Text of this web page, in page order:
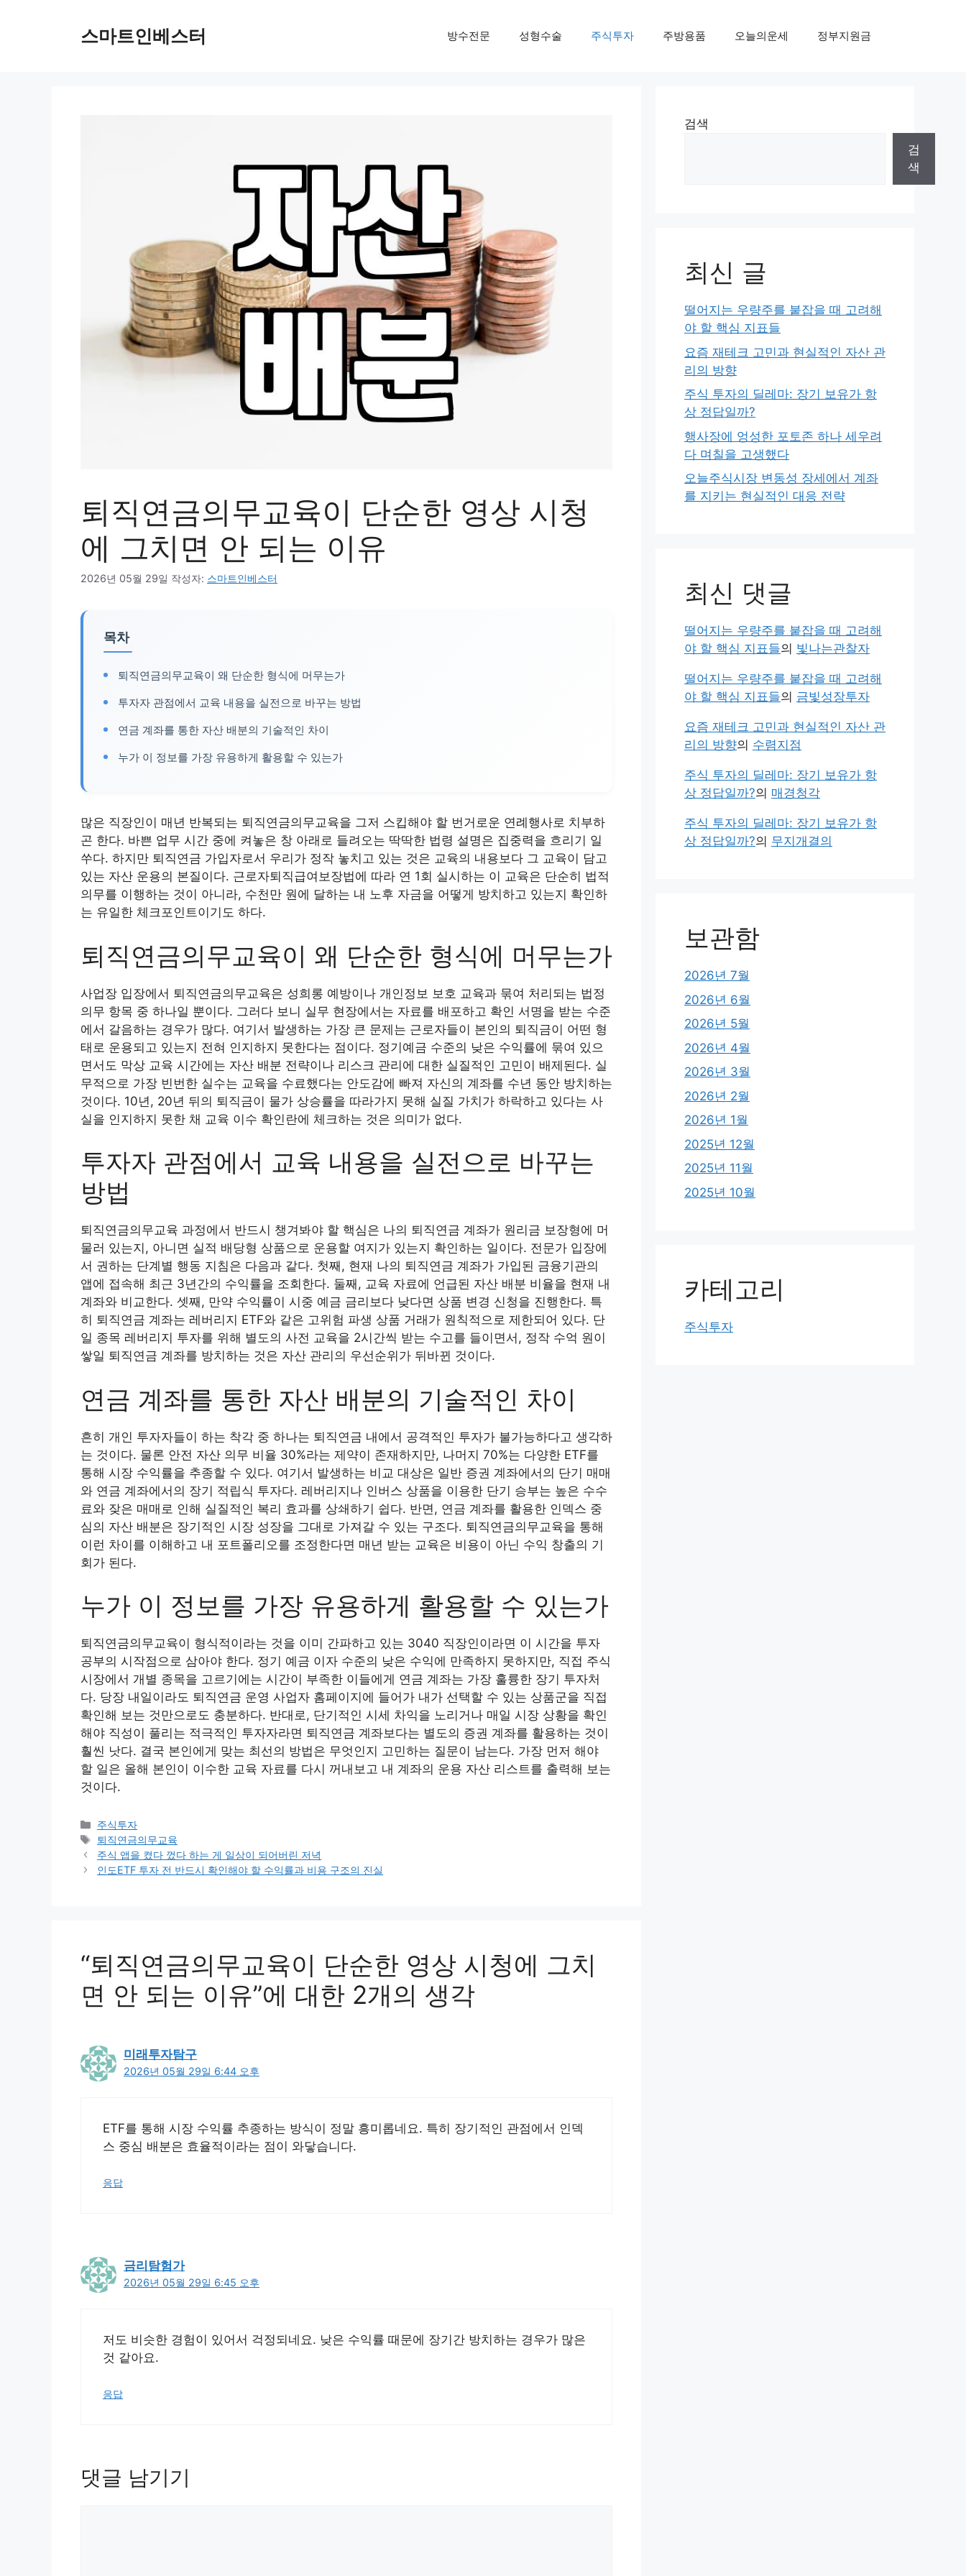
스마트인베스터 방수전문 성형수술 주식투자 주방용품 오늘의운세 정부지원금
퇴직연금의무교육이 단순한 영상 시청
에 그치면 안 되는 이유
2026년 05월 29일 작성자: 스마트인베스터
목차
퇴직연금의무교육이 왜 단순한 형식에 머무는가
투자자 관점에서 교육 내용을 실전으로 바꾸는 방법
연금 계좌를 통한 자산 배분의 기술적인 차이
누가 이 정보를 가장 유용하게 활용할 수 있는가
많은 직장인이 매년 반복되는 퇴직연금의무교육을 그저 스킵해야 할 번거로운 연례행사로 치부하
곤 한다. 바쁜 업무 시간 중에 켜놓은 창 아래로 들려오는 딱딱한 법령 설명은 집중력을 흐리기 일
쑤다. 하지만 퇴직연금 가입자로서 우리가 정작 놓치고 있는 것은 교육의 내용보다 그 교육이 담고
있는 자산 운용의 본질이다. 근로자퇴직급여보장법에 따라 연 1회 실시하는 이 교육은 단순히 법적
의무를 이행하는 것이 아니라, 수천만 원에 달하는 내 노후 자금을 어떻게 방치하고 있는지 확인하
는 유일한 체크포인트이기도 하다.
퇴직연금의무교육이 왜 단순한 형식에 머무는가
사업장 입장에서 퇴직연금의무교육은 성희롱 예방이나 개인정보 보호 교육과 묶여 처리되는 법정
의무 항목 중 하나일 뿐이다. 그러다 보니 실무 현장에서는 자료를 배포하고 확인 서명을 받는 수준
에서 갈음하는 경우가 많다. 여기서 발생하는 가장 큰 문제는 근로자들이 본인의 퇴직금이 어떤 형
태로 운용되고 있는지 전혀 인지하지 못한다는 점이다. 정기예금 수준의 낮은 수익률에 묶여 있으
면서도 막상 교육 시간에는 자산 배분 전략이나 리스크 관리에 대한 실질적인 고민이 배제된다. 실
무적으로 가장 빈번한 실수는 교육을 수료했다는 안도감에 빠져 자신의 계좌를 수년 동안 방치하는
것이다. 10년, 20년 뒤의 퇴직금이 물가 상승률을 따라가지 못해 실질 가치가 하락하고 있다는 사
실을 인지하지 못한 채 교육 이수 확인란에 체크하는 것은 의미가 없다.
투자자 관점에서 교육 내용을 실전으로 바꾸는
방법
퇴직연금의무교육 과정에서 반드시 챙겨봐야 할 핵심은 나의 퇴직연금 계좌가 원리금 보장형에 머
물러 있는지, 아니면 실적 배당형 상품으로 운용할 여지가 있는지 확인하는 일이다. 전문가 입장에
서 권하는 단계별 행동 지침은 다음과 같다. 첫째, 현재 나의 퇴직연금 계좌가 가입된 금융기관의
앱에 접속해 최근 3년간의 수익률을 조회한다. 둘째, 교육 자료에 언급된 자산 배분 비율을 현재 내
계좌와 비교한다. 셋째, 만약 수익률이 시중 예금 금리보다 낮다면 상품 변경 신청을 진행한다. 특
히 퇴직연금 계좌는 레버리지 ETF와 같은 고위험 파생 상품 거래가 원칙적으로 제한되어 있다. 단
일 종목 레버리지 투자를 위해 별도의 사전 교육을 2시간씩 받는 수고를 들이면서, 정작 수억 원이
쌓일 퇴직연금 계좌를 방치하는 것은 자산 관리의 우선순위가 뒤바뀐 것이다.
연금 계좌를 통한 자산 배분의 기술적인 차이
흔히 개인 투자자들이 하는 착각 중 하나는 퇴직연금 내에서 공격적인 투자가 불가능하다고 생각하
는 것이다. 물론 안전 자산 의무 비율 30%라는 제약이 존재하지만, 나머지 70%는 다양한 ETF를
통해 시장 수익률을 추종할 수 있다. 여기서 발생하는 비교 대상은 일반 증권 계좌에서의 단기 매매
와 연금 계좌에서의 장기 적립식 투자다. 레버리지나 인버스 상품을 이용한 단기 승부는 높은 수수
료와 잦은 매매로 인해 실질적인 복리 효과를 상쇄하기 쉽다. 반면, 연금 계좌를 활용한 인덱스 중
심의 자산 배분은 장기적인 시장 성장을 그대로 가져갈 수 있는 구조다. 퇴직연금의무교육을 통해
이런 차이를 이해하고 내 포트폴리오를 조정한다면 매년 받는 교육은 비용이 아닌 수익 창출의 기
회가 된다.
누가 이 정보를 가장 유용하게 활용할 수 있는가
퇴직연금의무교육이 형식적이라는 것을 이미 간파하고 있는 3040 직장인이라면 이 시간을 투자
공부의 시작점으로 삼아야 한다. 정기 예금 이자 수준의 낮은 수익에 만족하지 못하지만, 직접 주식
시장에서 개별 종목을 고르기에는 시간이 부족한 이들에게 연금 계좌는 가장 훌륭한 장기 투자처
다. 당장 내일이라도 퇴직연금 운영 사업자 홈페이지에 들어가 내가 선택할 수 있는 상품군을 직접
확인해 보는 것만으로도 충분하다. 반대로, 단기적인 시세 차익을 노리거나 매일 시장 상황을 확인
해야 직성이 풀리는 적극적인 투자자라면 퇴직연금 계좌보다는 별도의 증권 계좌를 활용하는 것이
훨씬 낫다. 결국 본인에게 맞는 최선의 방법은 무엇인지 고민하는 질문이 남는다. 가장 먼저 해야
할 일은 올해 본인이 이수한 교육 자료를 다시 꺼내보고 내 계좌의 운용 자산 리스트를 출력해 보는
것이다.
카
테
고
리
주식투자
태
그
퇴직연금의무교육
주식 앱을 켰다 껐다 하는 게 일상이 되어버린 저녁
인도ETF 투자 전 반드시 확인해야 할 수익률과 비용 구조의 진실
“퇴직연금의무교육이 단순한 영상 시청에 그치
면 안 되는 이유”에 대한 2개의 생각
미래투자탐구
2026년 05월 29일 6:44 오후
ETF를 통해 시장 수익률 추종하는 방식이 정말 흥미롭네요. 특히 장기적인 관점에서 인덱
스 중심 배분은 효율적이라는 점이 와닿습니다.
응답
금리탐험가
2026년 05월 29일 6:45 오후
저도 비슷한 경험이 있어서 걱정되네요. 낮은 수익률 때문에 장기간 방치하는 경우가 많은
것 같아요.
응답
댓글 남기기
검색
검
색
최신 글
떨어지는 우량주를 붙잡을 때 고려해
야 할 핵심 지표들
요즘 재테크 고민과 현실적인 자산 관
리의 방향
주식 투자의 딜레마: 장기 보유가 항
상 정답일까?
행사장에 엉성한 포토존 하나 세우려
다 며칠을 고생했다
오늘주식시장 변동성 장세에서 계좌
를 지키는 현실적인 대응 전략
최신 댓글
떨어지는 우량주를 붙잡을 때 고려해
야 할 핵심 지표들의 빛나는관찰자
떨어지는 우량주를 붙잡을 때 고려해
야 할 핵심 지표들의 금빛성장투자
요즘 재테크 고민과 현실적인 자산 관
리의 방향의 수렴지점
주식 투자의 딜레마: 장기 보유가 항
상 정답일까?의 매경청각
주식 투자의 딜레마: 장기 보유가 항
상 정답일까?의 무지개결의
보관함
2026년 7월
2026년 6월
2026년 5월
2026년 4월
2026년 3월
2026년 2월
2026년 1월
2025년 12월
2025년 11월
2025년 10월
카테고리
주식투자